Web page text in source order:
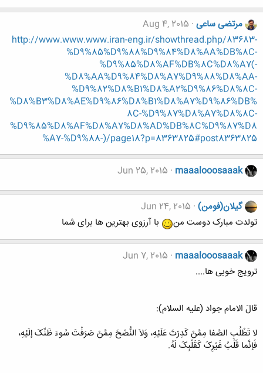
مرتضی ساعی Aug 4, 2015
http://www.www.www.iran-eng.ir/showthread.php/83683-
%D9%85%D9%88%D9%84%D8%AA%DB%8C-
%D9%85%D8%AF%DB%8C%D8%A7(-
%D8%AA%D9%84%D8%A7%D9%88%D8%AA-
%D9%82%D8%B1%D8%A2%D9%86%D8%8C-
%D8%B3%D8%AE%D9%86%D8%B1%D8%A7%D9%86%DB%
8C-%D9%87%D8%A7%D8%8C-
%D9%85%D8%AF%D8%A7%D8%AD%DB%8C%D9%87%D8
%A7-%D9%88-)/page18?p=8363825#post8363825
maaalooosaaak
Jun 25, 2015
گیلان(فومن) Jun 24, 2015
تولدت مبارک دوست من
با آرزوی بهترین ها برای شما
maaalooosaaak
Jun 7, 2015
ترویج خوبی ها....
قالَ الامام جواد (علیه السلام):
لا تَطْلُبِ الصَّفا مِمَّنْ کَدِرْتَ عَلَیْهِ، وَلاَ النُّصْحَ مِمَّنْ صَرَفْتَ سُوءَ ظَنِّکَ إلَیْهِ،
فَإنَّما قَلْبُ غَیْرِکَ کَقَلْبِکَ لَهُ.